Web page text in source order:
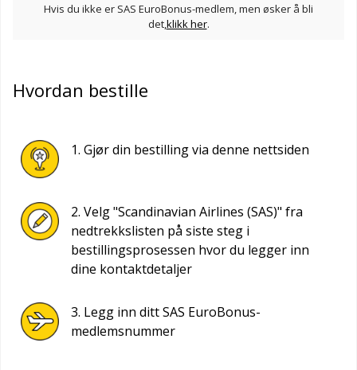
Hvis du ikke er SAS EuroBonus-medlem, men øsker å bli
det,klikk her.
Hvordan bestille
1. Gjør din bestilling via denne nettsiden
2. Velg "Scandinavian Airlines (SAS)" fra
nedtrekkslisten på siste steg i
bestillingsprosessen hvor du legger inn
dine kontaktdetaljer
3. Legg inn ditt SAS EuroBonus-
medlemsnummer